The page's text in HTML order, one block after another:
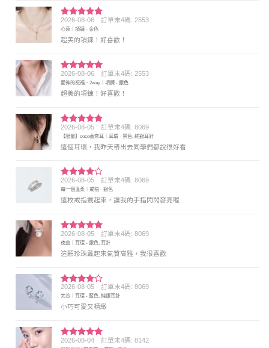
評分5 滿
分 5
2026-08-06 訂單末4碼: 2553
心意｜項鍊 - 金色
超美的項鍊！好喜歡！
評分5 滿
分 5
2026-08-06 訂單末4碼: 2553
愛神的祝福．2way｜項鍊 - 銀色
超美的項鍊！好喜歡！
評分5滿
分 5
2026-08-05 訂單末4碼: 8069
【限量】coco香奈耳｜耳環 - 黑色, 純銀耳針
這個耳環，我昨天帶出去同學們都說很好看
評分4
滿分 5
2026-08-05 訂單末4碼: 8069
每一個溫柔｜戒指 - 銀色
這枚戒指戴起來，讓我的手指閃閃發亮喔
評分5 滿
分 5
2026-08-05 訂單末4碼: 8069
夜曲｜耳環 - 銀色, 耳針
這顆珍珠戴起來氣質高雅，我很喜歡
評分4
滿分 5
2026-08-05 訂單末4碼: 8069
梵谷｜耳環 - 藍色, 純銀耳針
小巧可愛又精緻
評分5 滿
2026-08-04 訂單末4碼: 8142